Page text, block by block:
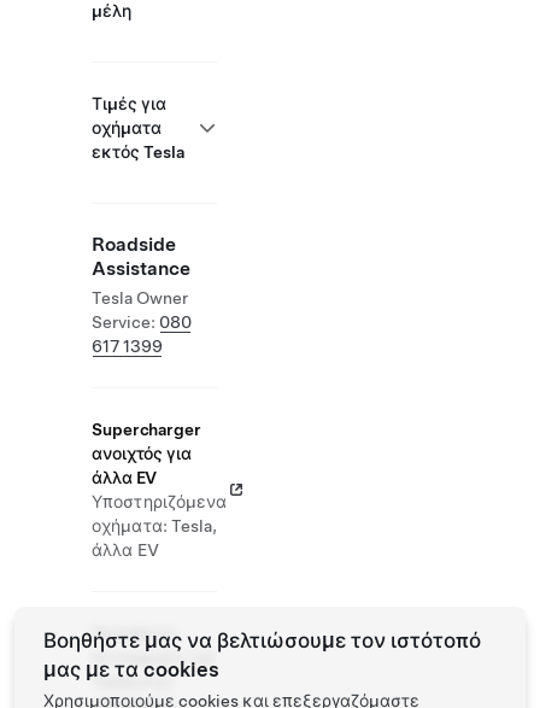
μέλη
Τιμές για
οχήματα
εκτός Tesla
Roadside
Assistance
Tesla Owner
Service: 080
617 1399
Supercharger
ανοιχτός για
άλλα EV
Υποστηριζόμενα
οχήματα: Tesla,
άλλα EV
Πρόσθετες
λειτουργίες της
Tesla στην
Βοηθήστε μας να βελτιώσουμε τον ιστότοπό
μας με τα cookies
Χρησιμοποιούμε cookies και επεξεργαζόμαστε